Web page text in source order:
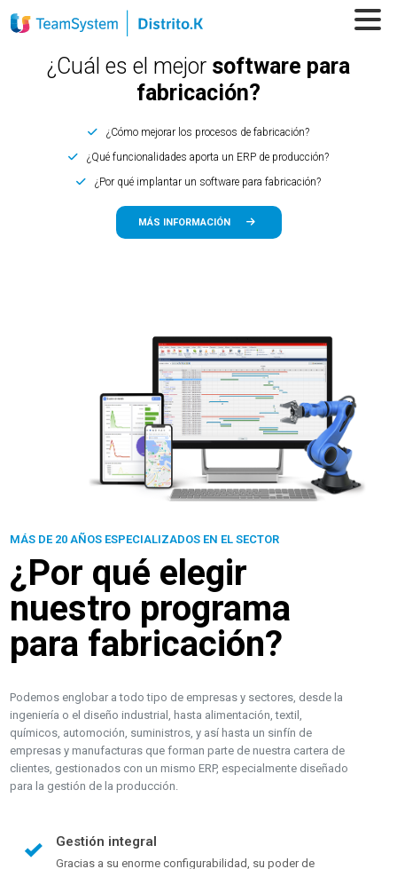
¿Cuál es el mejor software para
fabricación?
¿Cómo mejorar los procesos de fabricación?
¿Qué funcionalidades aporta un ERP de producción?
¿Por qué implantar un software para fabricación?
MÁS INFORMACIÓN
MÁS DE 20 AÑOS ESPECIALIZADOS EN EL SECTOR
¿Por qué elegir
nuestro programa
para fabricación?
Podemos englobar a todo tipo de empresas y sectores, desde la
ingeniería o el diseño industrial, hasta alimentación, textil,
químicos, automoción, suministros, y así hasta un sinfín de
empresas y manufacturas que forman parte de nuestra cartera de
clientes, gestionados con un mismo ERP, especialmente diseñado
para la gestión de la producción.
Gestión integral
Gracias a su enorme configurabilidad, su poder de